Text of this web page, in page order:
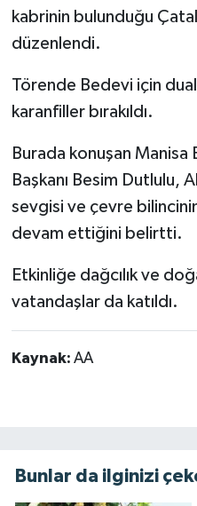
kabrinin bulunduğu
düzenlendi.
Törende Bedevi için
karanfiller bırakıldı.
Burada konuşan
Başkanı Besim Dutlulu,
sevgisi ve çevre
devam ettiğini belirtti.
Etkinliğe dağcılık ve
vatandaşlar da katıldı.
Kaynak: AA
Bunlar da ilginizi